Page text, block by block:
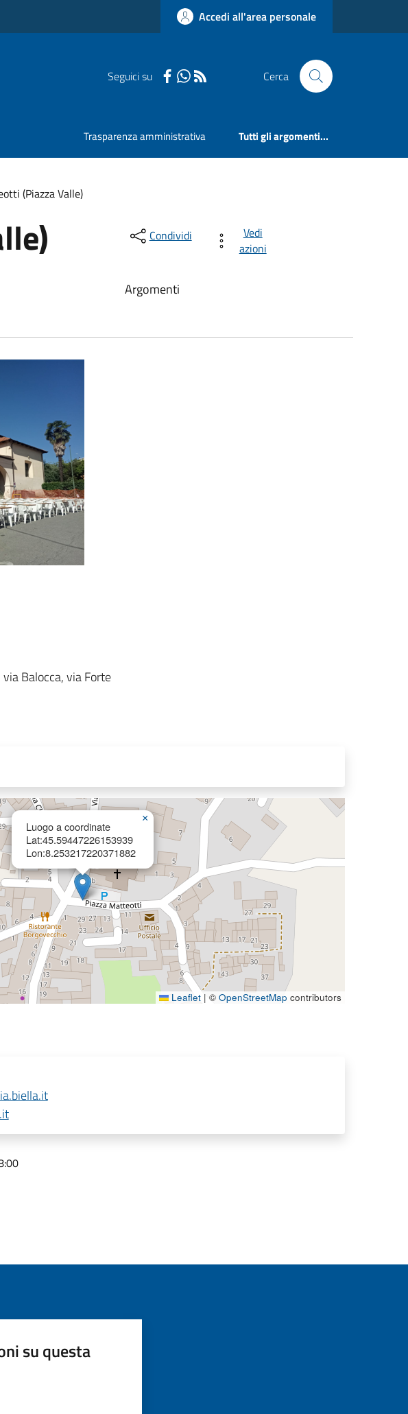
Accedi all'area personale
Seguici su Cerca
Trasparenza amministrativa Tutti gli argomenti...
(Piazza Valle)
Condividi
Vedi
azioni
Argomenti
Balocca, via Forte
Luogo a coordinate
Lat:45.59447226153939
Lon:8.253217220371882
×
Leaflet | © OpenStreetMap contributors
su questa